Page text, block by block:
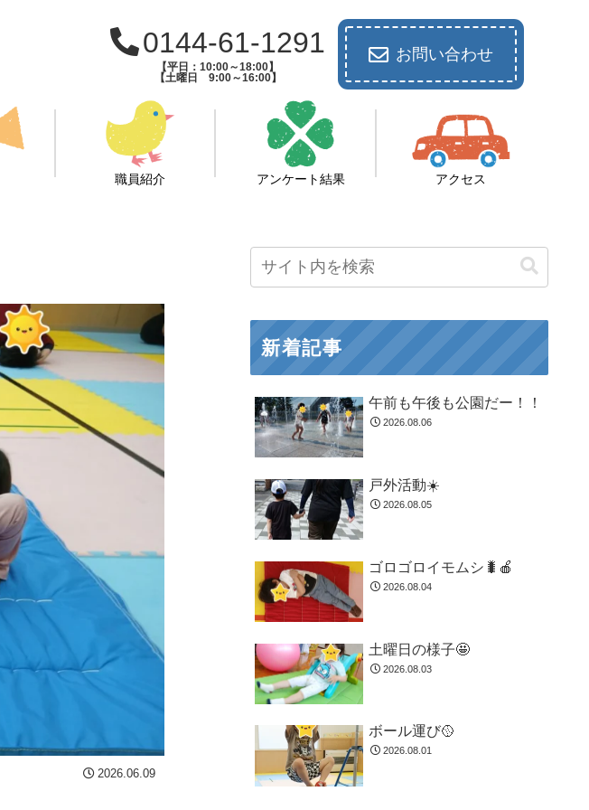
0144-61-1291
【平日：10:00～18:00】
【土曜日 9:00～16:00】
お問い合わせ
職員紹介 アンケート結果 アクセス
2026.06.09
新着記事
午前も午後も公園だー！！
2026.08.06
戸外活動☀️
2026.08.05
ゴロゴロイモムシ🐛🍎
2026.08.04
土曜日の様子🤩
2026.08.03
ボール運び🥎
2026.08.01